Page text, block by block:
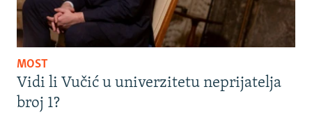
MOST
Vidi li Vučić u univerzitetu neprijatelja
broj 1?